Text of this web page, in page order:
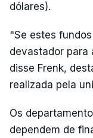
dólares).
"Se estes
devastador para
disse Frenk,
realizada pela
Os
dependem de